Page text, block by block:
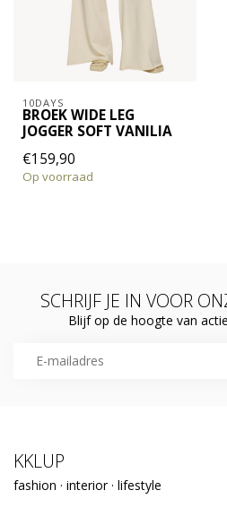
10DAYS
BROEK WIDE LEG
JOGGER SOFT VANILIA
€159,90
Op voorraad
SCHRIJF JE IN VOOR
Blijf op de hoogte van
KKLUP
fashion · interior · lifestyle